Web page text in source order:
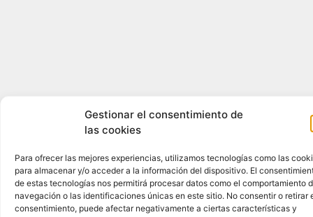
Gestionar el consentimiento de
las cookies
Para ofrecer las mejores experiencias, utilizamos tecnologías como las
para almacenar y/o acceder a la información del dispositivo. El
de estas tecnologías nos permitirá procesar datos como el comportamiento
navegación o las identificaciones únicas en este sitio. No consentir o retirar
consentimiento, puede afectar negativamente a ciertas características y